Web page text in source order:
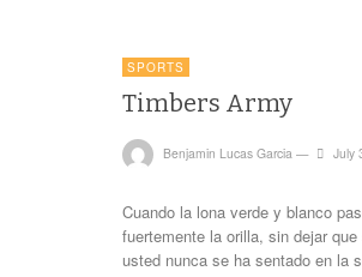
SPORTS
Timbers Army
Benjamin Lucas Garcia — July
Cuando la lona verde y blanco
fuertemente la orilla, sin dejar
usted nunca se ha sentado en la